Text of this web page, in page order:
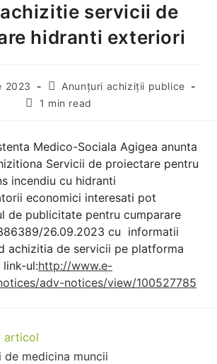
servicii de
hidranti exteriori
2023
Anunțuri achiziții publice
1 min read
Medico-Sociala Agigea anunta
Servicii de proiectare pentru
incendiu cu hidranti
economici interesati pot
de publicitate pentru cumparare
26.09.2023 cu informatii
achizitia de servicii pe platforma
link-ul:http://www.e-
adv-notices/view/100527785
articol
medicina muncii